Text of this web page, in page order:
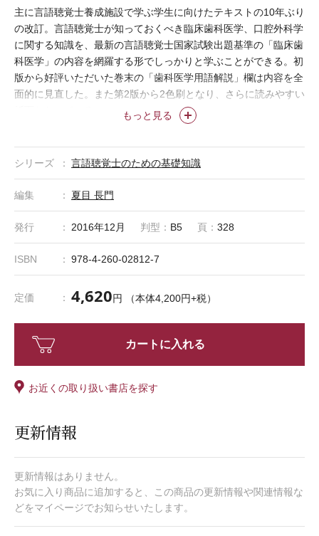
もっと見る
主に言語聴覚士養成施設で学ぶ学生に向けたテキストの10年ぶり
の改訂。言語聴覚士が知っておくべき臨床歯科医学、口腔外科学
に関する知識を、最新の言語聴覚士国家試験出題基準の「臨床歯
科医学」の内容を網羅する形でしっかりと学ぶことができる。初
版から好評いただいた巻末の「歯科医学用語解説」欄は内容を全
面的に見直した。また第2版から2色刷となり、さらに読みやすい
シリーズ 言語聴覚士のための基礎知識
編集 夏目 長門
発行 2016年12月 判型： B5 頁： 328
ISBN 978-4-260-02812-7
定価 4,620円 （本体4,200円+税）
カートに入れる
お近くの取り扱い書店を探す
更新情報
更新情報はありません。
お気に入り商品に追加すると、この商品の更新情報や関連情報な
どをマイページでお知らせいたします。